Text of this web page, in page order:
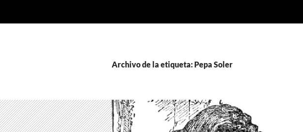
Archivo de la etiqueta: Pepa Soler